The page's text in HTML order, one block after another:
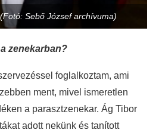
Sebő József archívuma)
zenekarban?
foglalkoztam, ami
ment, mivel ismeretlen
a parasztzenekar. Ág Tibor
adott nekünk és tanított